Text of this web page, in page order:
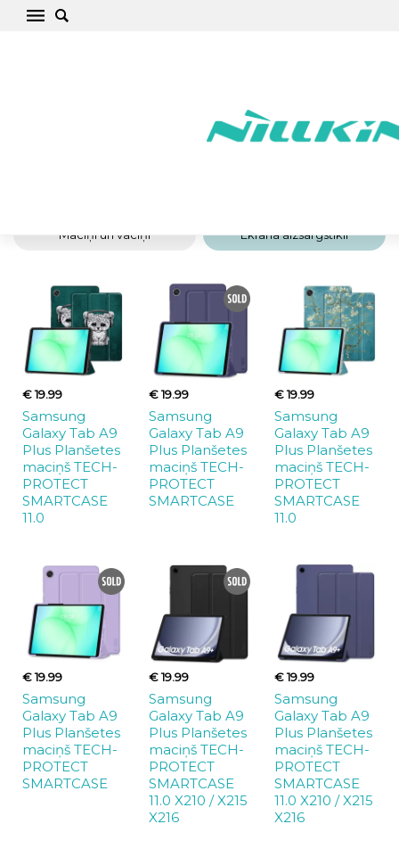
Samsung Galaxy Tab A9 Plus Maciņi un
Maciņi un vāciņi Ekrāna aizsargstikli
€ 19.99
Samsung
Galaxy Tab A9
Plus Planšetes
maciņš TECH-
PROTECT
SMARTCASE
11.0
€ 19.99
Samsung
Galaxy Tab A9
Plus Planšetes
maciņš TECH-
PROTECT
SMARTCASE
€ 19.99
Samsung
Galaxy Tab A9
Plus Planšetes
maciņš TECH-
PROTECT
SMARTCASE
11.0
€ 19.99
Samsung
Galaxy Tab A9
Plus Planšetes
maciņš TECH-
PROTECT
SMARTCASE
€ 19.99
Samsung
Galaxy Tab A9
Plus Planšetes
maciņš TECH-
PROTECT
SMARTCASE
11.0 X210 / X215
X216
€ 19.99
Samsung
Galaxy Tab A9
Plus Planšetes
maciņš TECH-
PROTECT
SMARTCASE
11.0 X210 / X215
X216